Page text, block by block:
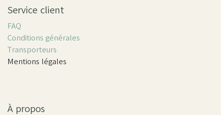
Service client
FAQ
Conditions générales
Transporteurs
Mentions légales
À propos